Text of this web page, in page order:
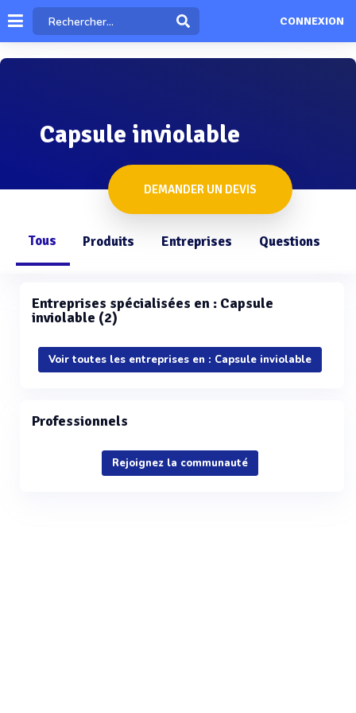
CONNEXION
Capsule inviolable
DEMANDER UN DEVIS
Tous Produits Entreprises Questions
Entreprises spécialisées en : Capsule
inviolable (2)
Voir toutes les entreprises en : Capsule inviolable
Professionnels
Rejoignez la communauté